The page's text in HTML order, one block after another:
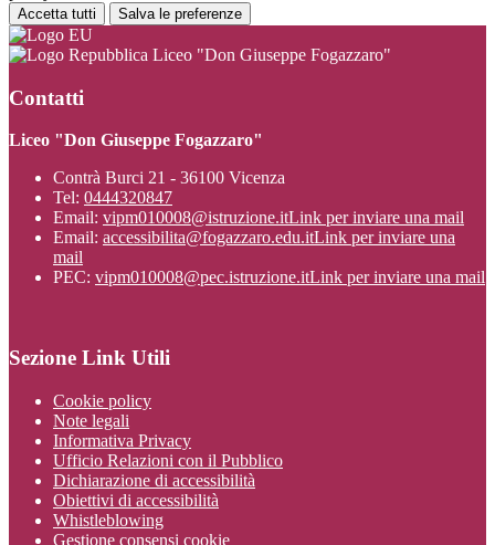
Accetta tutti Salva le preferenze
Liceo "Don Giuseppe Fogazzaro"
Contatti
Liceo "Don Giuseppe Fogazzaro"
Contrà Burci 21 - 36100 Vicenza
Tel: 0444320847
Email: vipm010008@istruzione.itLink per inviare una mail
Email: accessibilita@fogazzaro.edu.itLink per inviare una
mail
PEC: vipm010008@pec.istruzione.itLink per inviare una mail
Sezione Link Utili
Cookie policy
Note legali
Informativa Privacy
Ufficio Relazioni con il Pubblico
Dichiarazione di accessibilità
Obiettivi di accessibilità
Whistleblowing
Gestione consensi cookie